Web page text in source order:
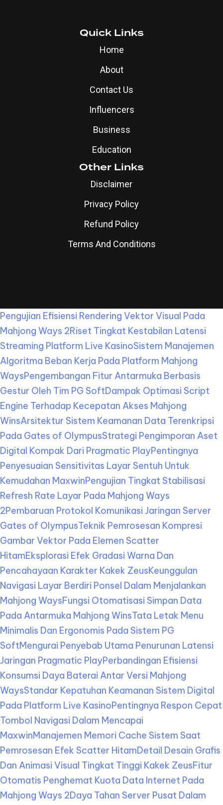
Quick Links
Home
About
Contact Us
Influencers
Business
Education
Other Links
Disclaimer
Privacy Policy
Refund Policy
Terms And Conditions
Pengujian Efisiensi Rendering Vektor Visual Pada
Mahjong Ways 2Riset Tingkat Kestabilan Latensi
Streaming Platform Live KasinoSistem Manajemen
Algoritma Beban Kerja Pada Platform Mahjong
WaysPengembangan Fitur Antarmuka Berbasis
Gestur Oleh Tim PG SoftDampak Optimasi Script
Engine Terhadap Kecepatan Akses Mahjong
WinsArsitektur Sistem Keamanan Data Terenkripsi
Pada Gates of OlympusStrategi Pengimporan Aset
Digital Kompak Dari Pragmatic PlayPentingnya
Penyesuaian Sensitivitas Layar Sentuh Untuk
Kemudahan MaxwinPengujian Tingkat Stabilisasi
Refresh Rate Layar Pada Mahjong Ways
2Pembaruan Protokol Komunikasi Jaringan Server
Gates of OlympusTeknik Pemrosesan Kompresi
Gambar Vektor Pada Elemen Scatter
HitamEksplorasi Efek Gradasi Warna Dan
Pencahayaan Karakter Kakek ZeusKeunggulan
Navigasi Layar Berdiri Ponsel Dalam Menjalankan
Mahjong WaysFungsi Otomatisasi Simpan Data
Pada Antarmuka Mahjong WinsTata Letak Menu
Minimalis Dan Ergonomis Pada Sistem PG
SoftMengurai Penyebab Utama Penurunan Latensi
Jaringan Pragmatic PlayPerbandingan Efisiensi
Konsumsi Daya Baterai Antar Versi Mahjong
WaysStandar Kepatuhan Keamanan Sistem Digital
Pada Platform Live KasinoPentingnya Respon Cepat
Tombol Navigasi Dalam Mencapai
MaxwinManajemen Memori Cache Sistem Saat
Pemrosesan Efek Scatter HitamDetail Desain Grafis
Dan Animasi Visual Tingkat Tinggi Kakek ZeusFitur
Otomatis Penghemat Kuota Data Internet Pada
Mahjong Ways 2Daya Tahan Server Pusat Dalam